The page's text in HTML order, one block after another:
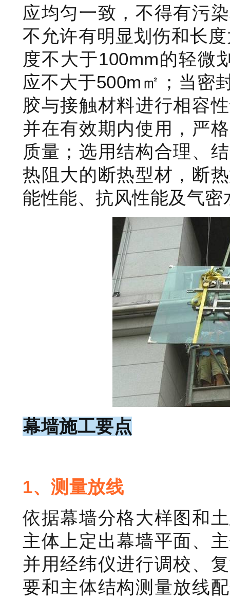
应均匀一致，不得有污
不允许有明显划伤和长
度不大于100mm的轻微
应不大于500m㎡；当密
胶与接触材料进行相容
并在有效期内使用，严
质量；选用结构合理、
热阻大的断热型材，断
能性能、抗风性能及气密
幕墙施工要点
1、测量放线
依据幕墙分格大样图和
主体上定出幕墙平面、
并用经纬仪进行调校、
要和主体结构测量放线